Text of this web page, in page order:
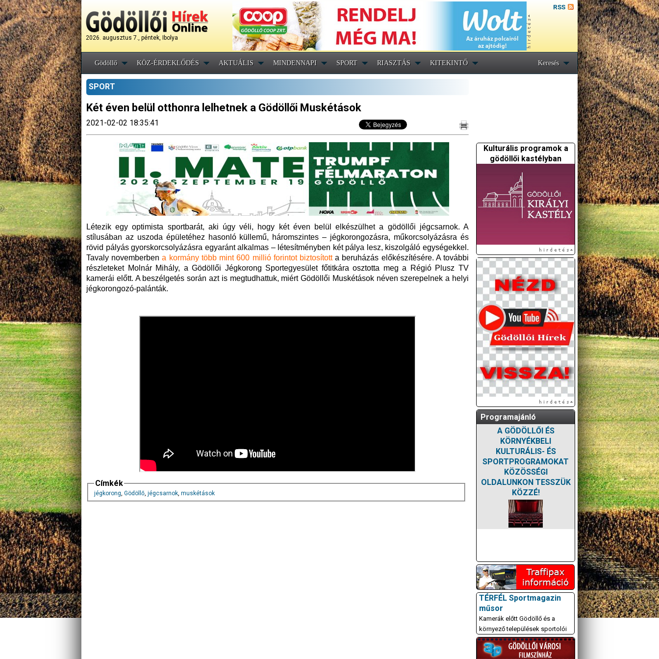
2026. augusztus 7., péntek, Ibolya
RSS
Gödöllő KÖZ-ÉRDEKLŐDÉS AKTUÁLIS MINDENNAPI SPORT RIASZTÁS KITEKINTŐ Keresés
SPORT
Két éven belül otthonra lelhetnek a Gödöllői Muskétások
2021-02-02 18:35:41
Létezik egy optimista sportbarát, aki úgy véli, hogy két éven belül elkészülhet a gödöllői jégcsarnok. A
stílusában az uszoda épületéhez hasonló küllemű, háromszintes – jégkorongozásra, műkorcsolyázásra és
rövid pályás gyorskorcsolyázásra egyaránt alkalmas – létesítményben két pálya lesz, kiszolgáló egységekkel.
Tavaly novemberbena kormány több mint 600 millió forintot biztosította beruházás előkészítésére. A további
részleteket Molnár Mihály, a Gödöllői Jégkorong Sportegyesület főtitkára osztotta meg a Régió Plusz TV
kamerái előtt. A beszélgetés során azt is megtudhattuk, miért Gödöllői Muskétások néven szerepelnek a helyi
jégkorongozó-palánták.
Címkék
jégkorong, Gödöllő, jégcsarnok, muskétások
Kulturális programok a
gödöllői kastélyban
Programajánló
A GÖDÖLLŐI ÉS
KÖRNYÉKBELI
KULTURÁLIS- ÉS
SPORTPROGRAMOKAT
KÖZÖSSÉGI
OLDALUNKON TESSZÜK
KÖZZÉ!
TÉRFÉL Sportmagazin
műsor
Kamerák előtt Gödöllő és a
környező települések sportolói